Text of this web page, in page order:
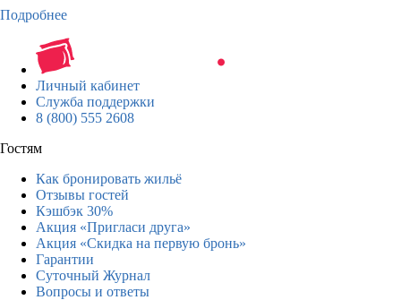
Подробнее
Личный кабинет
Служба поддержки
8 (800) 555 2608
Гостям
Как бронировать жильё
Отзывы гостей
Кэшбэк 30%
Акция «Пригласи друга»
Акция «Скидка на первую бронь»
Гарантии
Суточный Журнал
Вопросы и ответы